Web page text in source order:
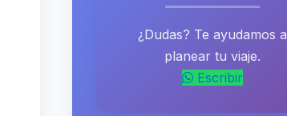
¿Dudas? Te ayudamos a
planear tu viaje.
Escribir